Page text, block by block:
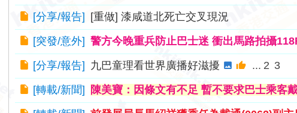
[分享/報告] [重做] 漆咸道北死亡交叉現況
[突發/意外] 警方今晚重兵防止巴士迷 衝出馬路拍攝
[分享/報告] 九巴童理看世界廣播好滋擾 ... 2 3
[轉載/新聞] 陳美寶：因條文有不足 暫不要求巴士乘客